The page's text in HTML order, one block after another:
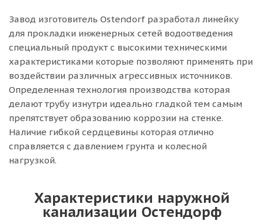
Завод изготовитель Ostendorf разработал линейку
для прокладки инженерных сетей водоотведения
специальный продукт с высокими техническими
характеристиками которые позволяют применять при
воздействии различных агрессивных источников.
Определенная технология производства которая
делают трубу изнутри идеально гладкой тем самым
препятствует образованию коррозии на стенке.
Наличие гибкой сердцевины которая отлично
справляется с давлением грунта и колесной
нагрузкой.
Характеристики наружной
канализации Остендорф